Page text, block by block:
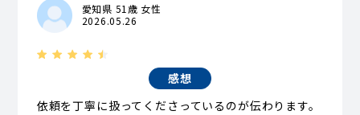
愛知県 51歳 女性
2026.05.26
感想
依頼を丁寧に扱ってくださっているのが伝わります。